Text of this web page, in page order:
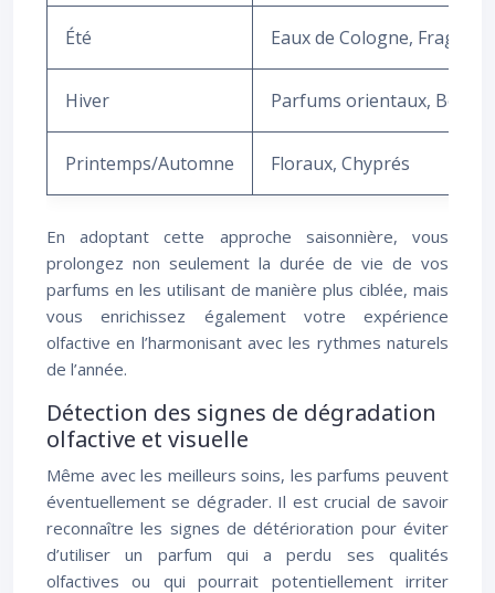
Été Eaux de Cologne,
Hiver Parfums orientaux, Boisés
Printemps/Automne Floraux, Chyprés
En adoptant cette approche saisonnière, vous
prolongez non seulement la durée de vie de vos
parfums en les utilisant de manière plus ciblée, mais
vous enrichissez également votre expérience
olfactive en l’harmonisant avec les rythmes naturels
de l’année.
Détection des signes de dégradation
olfactive et visuelle
Même avec les meilleurs soins, les parfums peuvent
éventuellement se dégrader. Il est crucial de savoir
reconnaître les signes de détérioration pour éviter
d’utiliser un parfum qui a perdu ses qualités
olfactives ou qui pourrait potentiellement irriter